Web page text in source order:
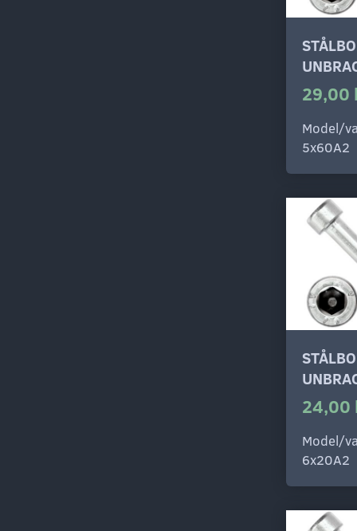
29,00
Model/
5x60A2
24,00
Model/
6x20A2